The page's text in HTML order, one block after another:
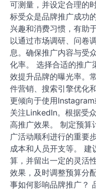
制定有效的品牌推广方
明确品牌目标、识别目
定预算计划。通过这几
有效传播和影响力提升
推广的核心，通常包括
提升客户忠诚度。明确
动计划。 例如，如果目
交媒体活动或线上广告
可测量，并设定合理的
标受众是品牌推广成功
兴趣和消费习惯，有助
以通过市场调研、问卷
息。确保推广内容与受
化率。 选择合适的推广
效提升品牌的曝光率。
件营销、搜索引擎优化